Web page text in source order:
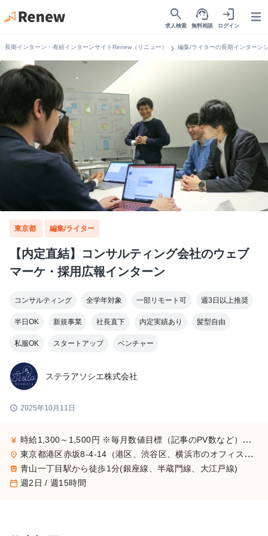
search
求人検索
support_agent
無料相談
login
ログイン
長期インターン・有給インターンサイトRenew（リニュー） chevron_right 編集/ライターの長期インターン
東京都 編集/ライター
【内定直結】コンサルティング会社のウェブ
マーケ・採用広報インターン
コンサルティング 全学年対象 一部リモート可 週3日以上推奨
半日OK 新規事業 社長直下 内定実績あり 髪型自由
私服OK スタートアップ ベンチャー
ステラアソシエ株式会社
schedule 2025年10月11日
currency_yen 時給1,300～1,500円 ※毎月数値目標（記事のPV数など）を立て、2か月連続で目標達成した場合に時給を100円アップします
place 東京都港区赤坂8-4-14（港区、渋谷区、横浜市のオフィスになる場合もあります。横浜は神奈川住まいの方のみ）
train 青山一丁目駅から徒歩1分(銀座線、半蔵門線、大江戸線)
calendar_today 週2日 / 週15時間